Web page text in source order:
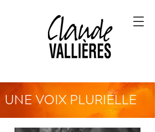
UNE VOIX PLURIELLE